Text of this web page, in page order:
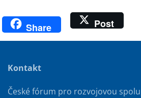
Share Post
Kontakt
České fórum pro rozvojovou